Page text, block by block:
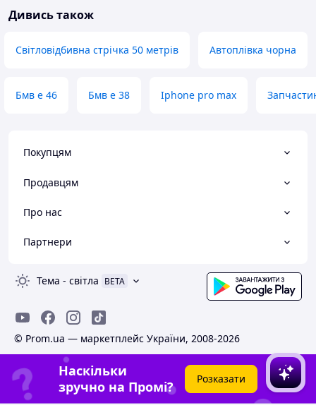
Дивись також
Світловідбивна стрічка 50 метрів Автоплівка чорна
Бмв е 46 Бмв е 38 Iphone pro max
Покупцям
Продавцям
Про нас
Партнери
Тема - світла BETA
© Prom.ua — маркетплейс України, 2008-2026
Наскільки
зручно на Промі?
Розказати